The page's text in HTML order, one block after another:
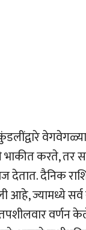
वेगवेगळ्या
करते, तर
देतात. दैनिक
आहे, ज्यामध्ये
वर्णन